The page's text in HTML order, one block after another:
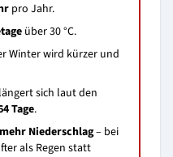
pro Jahr.
über 30 °C.
Winter wird kürzer und
sich laut den
Tage.
Niederschlag– bei
als Regen statt